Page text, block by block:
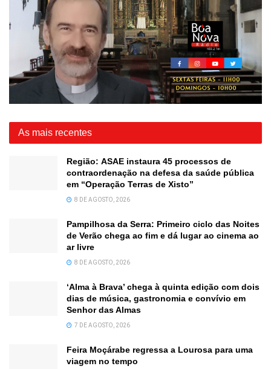
As mais recentes
Região: ASAE instaura 45 processos de
contraordenação na defesa da saúde pública
em “Operação Terras de Xisto”
8 DE AGOSTO, 2026
Pampilhosa da Serra: Primeiro ciclo das Noites
de Verão chega ao fim e dá lugar ao cinema ao
ar livre
8 DE AGOSTO, 2026
‘Alma à Brava’ chega à quinta edição com dois
dias de música, gastronomia e convívio em
Senhor das Almas
7 DE AGOSTO, 2026
Feira Moçárabe regressa a Lourosa para uma
viagem no tempo